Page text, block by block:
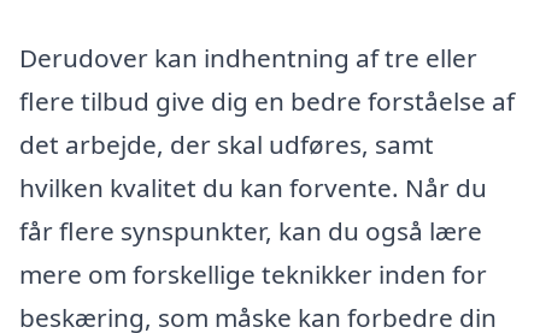
Derudover kan indhentning af tre eller
flere tilbud give dig en bedre forståelse af
det arbejde, der skal udføres, samt
hvilken kvalitet du kan forvente. Når du
får flere synspunkter, kan du også lære
mere om forskellige teknikker inden for
beskæring, som måske kan forbedre din